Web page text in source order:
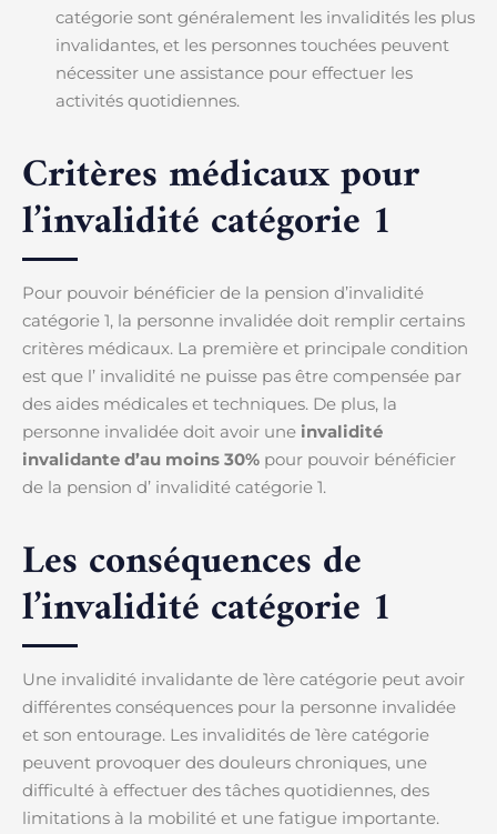
catégorie sont généralement les invalidités les plus
invalidantes, et les personnes touchées peuvent
nécessiter une assistance pour effectuer les
activités quotidiennes.
Critères médicaux pour
l’invalidité catégorie 1
Pour pouvoir bénéficier de la pension d’invalidité
catégorie 1, la personne invalidée doit remplir certains
critères médicaux. La première et principale condition
est que l’ invalidité ne puisse pas être compensée par
des aides médicales et techniques. De plus, la
personne invalidée doit avoir une invalidité
invalidante d’au moins 30% pour pouvoir bénéficier
de la pension d’ invalidité catégorie 1.
Les conséquences de
l’invalidité catégorie 1
Une invalidité invalidante de 1ère catégorie peut avoir
différentes conséquences pour la personne invalidée
et son entourage. Les invalidités de 1ère catégorie
peuvent provoquer des douleurs chroniques, une
difficulté à effectuer des tâches quotidiennes, des
limitations à la mobilité et une fatigue importante.